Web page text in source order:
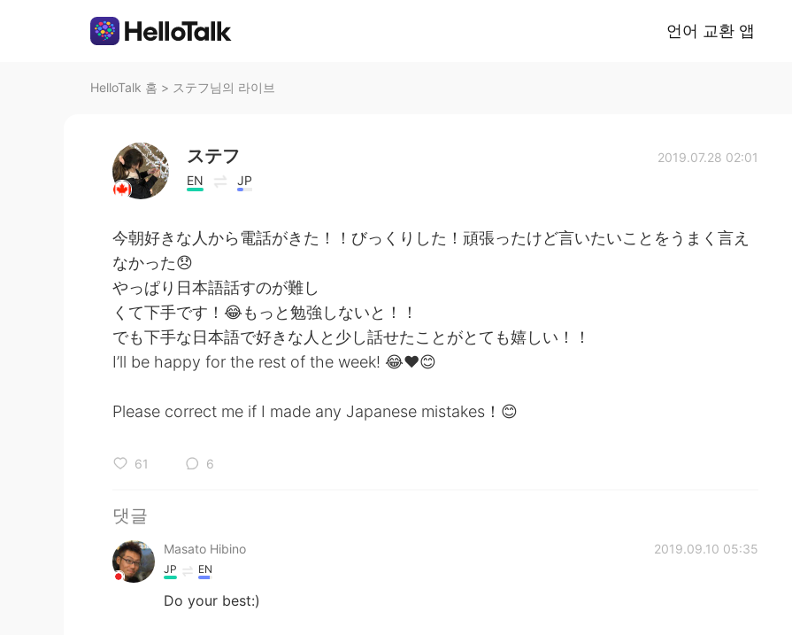
언어 교환 앱
HelloTalk 홈 > ステフ님의 라이브
ステフ
EN JP
2019.07.28 02:01
今朝好きな人から電話がきた！！びっくりした！頑張ったけど言いたいことをうまく言え
なかった😞
やっぱり日本語話すのが難し
くて下手です！😂もっと勉強しないと！！
でも下手な日本語で好きな人と少し話せたことがとても嬉しい！！
I’ll be happy for the rest of the week! 😂❤️😊
Please correct me if I made any Japanese mistakes！😊
61 6
댓글
Masato Hibino 2019.09.10 05:35
JP EN
Do your best:)